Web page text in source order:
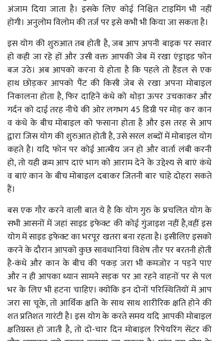
अंजाम दिया जाता है। इसके लिए कोई निश्चित टाइमिंग भी नहीं
होगी। अनुलोम विलोम की तर्ज पर इसे कभी भी किया जा सकता है।
इस योग की शुरुआत तब होती है,जब आप अपनी बाइक पर सवार
हो कही जा रहे हों और उसी वक्त आपकी जेब में रखा एंड्राइड फोन
बज उठे। अब आपको करना ये होता है कि पहले तो हैंडल से एक
हाथ छोड़कर आपको पैंट की किसी जेब से रखा अपना मोबाइल
निकालना होता है,फिर दाहिने कंधे को थोड़ा ऊपर उचकाकर और
गर्दन को दाई तरह नीचे की ओर लगभग 45 डिग्री पर मोड़ कर कान
व कंधे के बीच मोबाइल को फसाना होता है और इस तरह से आप
द्वारा जिस योग की शुरुआत होती है,उसे सरल शब्दों में मोबाइल योग
कहते है। यदि फोन पर कोई आत्मीय जन हो और वार्ता लंबी करनी
हो,तो यही क्रम आप दाएं भाग को आराम देने के उद्देश्य से बाएं कंधे
व बाएं कान के बीच मोबाइल दबाकर जितनी बार चाहे दोहरा सकते
हैं।
बस एक गौर करने वाली बात ये है कि योग गुरु के प्रचलित योग के
सभी आसनों में जहां साइड इफेक्ट की कोई गुंजाइश नहीं है,वहीं इस
योग में साइड इफेक्ट का भरपूर खतरा बना रहता है। इसीलिए इसको
करने के दौरान आपको कुछ सावधानियां विशेष तौर पर बरतनी होती
है-कंधे और कान के बीच की पकड़ जरा भी कमजोर न पड़ने पाए
और न ही आपका ध्यान सामने सड़क पर आ रहने वाहनों पर से पल
भर के लिए भी हटना चाहिए। क्योंकि इन दोनों परिस्थितियों में आप
जरा सा चूके,तो आर्थिक क्षति के साथ साथ शारीरिक क्षति होने की
शत प्रतिशत गारंटी है। इस योग के करते समय यदि आपकी मोबाइल
क्षतिग्रस्त हो जाती है,तो दो-चार दिन मोबाइल रिपेयरिंग सेंटर की